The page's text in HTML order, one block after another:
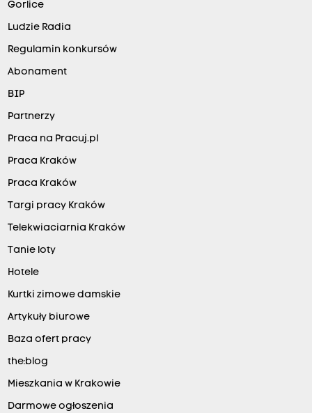
Gorlice
Ludzie Radia
Regulamin konkursów
Abonament
BIP
Partnerzy
Praca na Pracuj.pl
Praca Kraków
Praca Kraków
Targi pracy Kraków
Telekwiaciarnia Kraków
Tanie loty
Hotele
Kurtki zimowe damskie
Artykuły biurowe
Baza ofert pracy
the:blog
Mieszkania w Krakowie
Darmowe ogłoszenia